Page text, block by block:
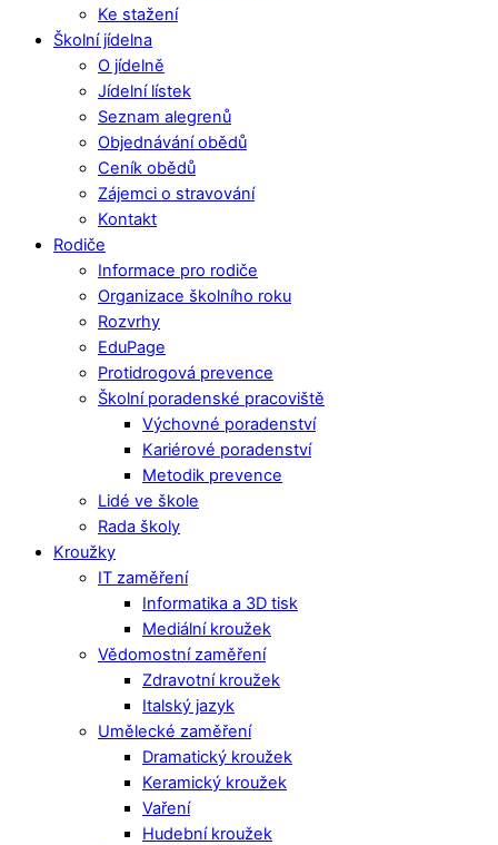
Ke stažení
Školní jídelna
O jídelně
Jídelní lístek
Seznam alegrenů
Objednávání obědů
Ceník obědů
Zájemci o stravování
Kontakt
Rodiče
Informace pro rodiče
Organizace školního roku
Rozvrhy
EduPage
Protidrogová prevence
Školní poradenské pracoviště
Výchovné poradenství
Kariérové poradenství
Metodik prevence
Lidé ve škole
Rada školy
Kroužky
IT zaměření
Informatika a 3D tisk
Mediální kroužek
Vědomostní zaměření
Zdravotní kroužek
Italský jazyk
Umělecké zaměření
Dramatický kroužek
Keramický kroužek
Vaření
Hudební kroužek